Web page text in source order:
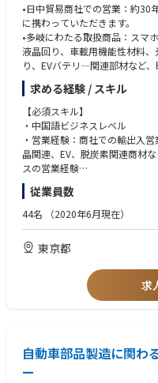
関係部署のトップ層を巻き込
仕事に携わることが出来ます。
事業運営や組織マネージメン
りがいを感じながら、自分の
【使用ツール】
3D CAD（CATIA V5）
統計解析ツール(Statworks)
その他(パイソン、パワーオー
•日中貿易商社での営業：約30
に携わっていただきます。
•多岐にわたる取扱商品：スマ
液晶回り、車載用機能性材料
り、EVバテリ―関連部材など
品を扱います。
•キャリアアップの機会：将来
や、現地法人幹部職としての
求める経験 / スキル
【必須スキル】
・中国語ビジネスレベル
・営業経験：商社での輸出入
晶関連、EV、脱炭素関連商材
スの営業経験
・マネジメント経験：部下の管
【歓迎スキル】
・企画提案経験 ：新規ビジネ
・多言語スキル ：英語、韓国語
従業員数
44名 （2020年6月現在）
東京都
求
自動車部品製造に関わ
ー